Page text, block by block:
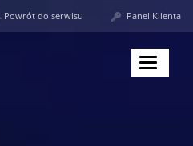
Powrót do serwisu Panel Klienta
Toggle